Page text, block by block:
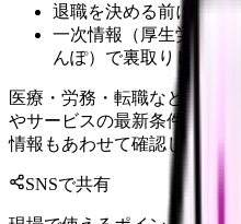
退職を決める前にやっ
一次情報（厚生労働省
んぽ）で裏取りした参
医療・労務・転職など判断
やサービスの最新条件は公
情報もあわせて確認してくだ
SNSで共有